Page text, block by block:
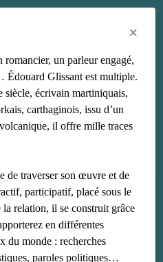
×
un parleur engagé,
Glissant est multiple.
siècle, écrivain martiniquais,
carthaginois, issu d’un
il offre mille traces
de traverser son œuvre et de
participatif, placé sous le
relation, il se construit grâce
en différentes
du monde : recherches
paroles politiques…